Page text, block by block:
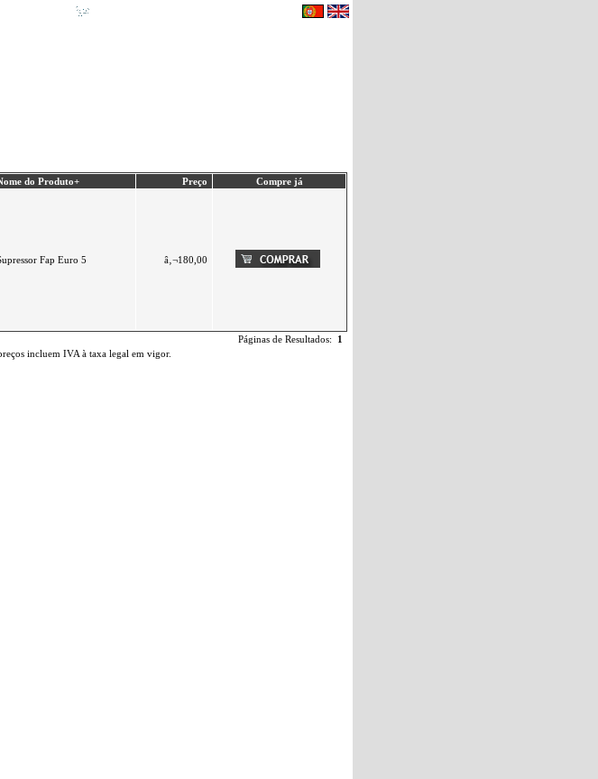
do Produto+ Preço Compre já
Fap Euro 5 â‚¬180,00
Páginas de Resultados: 1
incluem IVA à taxa legal em vigor.